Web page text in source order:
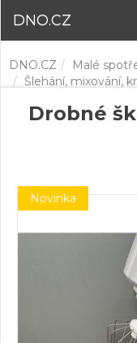
DNO.CZ
DNO.CZ
Malé
Šlehání, mixování,
Drobné
Novinka